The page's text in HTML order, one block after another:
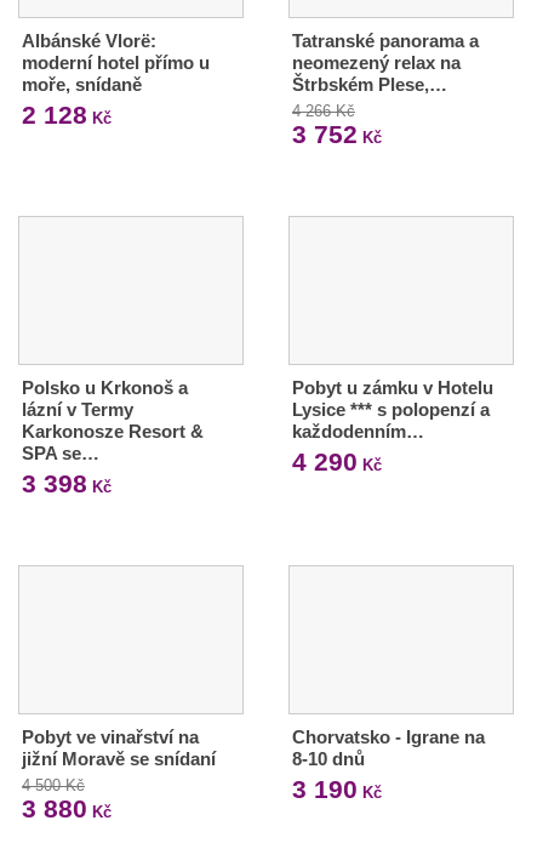
Albánské Vlorë:
moderní hotel přímo u
moře, snídaně
2 128 Kč
Tatranské panorama a
neomezený relax na
Štrbském Plese,…
4 266 Kč
3 752 Kč
Polsko u Krkonoš a
lázní v Termy
Karkonosze Resort &
SPA se…
3 398 Kč
Pobyt u zámku v Hotelu
Lysice *** s polopenzí a
každodenním…
4 290 Kč
Pobyt ve vinařství na
jižní Moravě se snídaní
4 500 Kč
3 880 Kč
Chorvatsko - Igrane na
8-10 dnů
3 190 Kč